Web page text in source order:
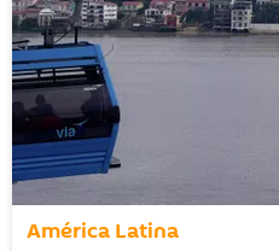
América Latina